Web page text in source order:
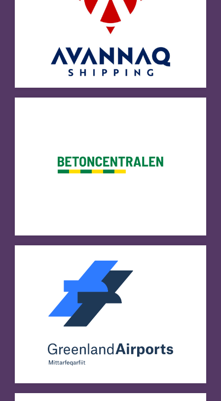
Betoncentralen
Greenland Airports
Greenland Business School